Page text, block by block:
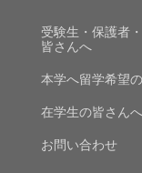
受験生・保護者
皆さんへ
本学へ留学希望
在学生の皆さんへ
お問い合わせ